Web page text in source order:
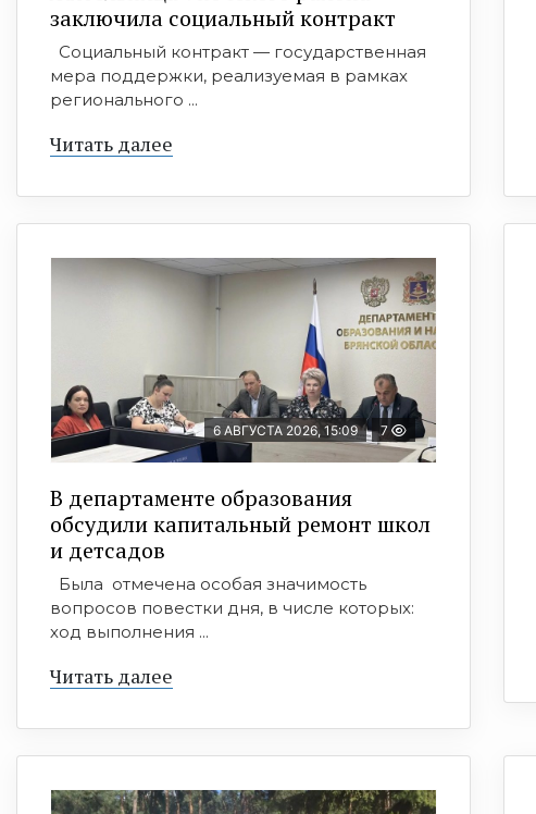
заключила социальный контракт
Социальный контракт — государственная
мера поддержки, реализуемая в рамках
регионального ...
Читать далее
6 АВГУСТА 2026, 15:09 7
В департаменте образования
обсудили капитальный ремонт школ
и детсадов
Была отмечена особая значимость
вопросов повестки дня, в числе которых:
ход выполнения ...
Читать далее